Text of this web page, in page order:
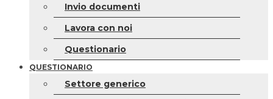
Invio documenti
Lavora con noi
Questionario
QUESTIONARIO
Settore generico